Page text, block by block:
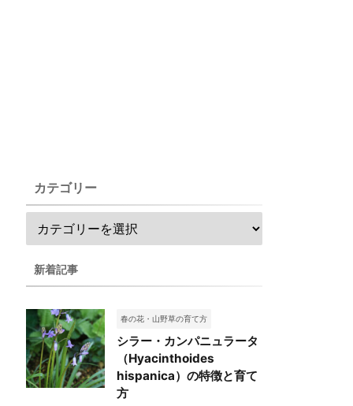
カテゴリー
新着記事
春の花・山野草の育て方
シラー・カンパニュラータ
（Hyacinthoides
hispanica）の特徴と育て
方